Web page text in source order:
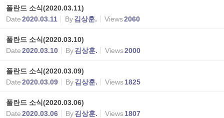
폴란드 소식(2020.03.11)
Date2020.03.11 By김상훈. Views2060
폴란드 소식(2020.03.10)
Date2020.03.10 By김상훈. Views2000
폴란드 소식(2020.03.09)
Date2020.03.09 By김상훈. Views1825
폴란드 소식(2020.03.06)
Date2020.03.06 By김상훈. Views1807